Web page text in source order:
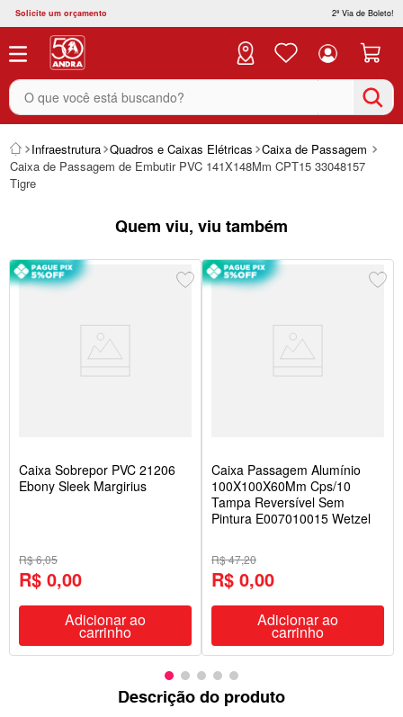
Solicite um orçamento 2ª Via de Boleto!
O que você está buscando?
Infraestrutura Quadros e Caixas Elétricas Caixa de Passagem
Caixa de Passagem de Embutir PVC 141X148Mm CPT15 33048157
Tigre
Quem viu, viu também
Caixa Sobrepor PVC 21206
Ebony Sleek Margirius
R$ 6,05
R$ 0,00
Adicionar ao
carrinho
Caixa Passagem Alumínio
100X100X60Mm Cps/10
Tampa Reversível Sem
Pintura E007010015 Wetzel
R$ 47,20
R$ 0,00
Adicionar ao
carrinho
Descrição do produto